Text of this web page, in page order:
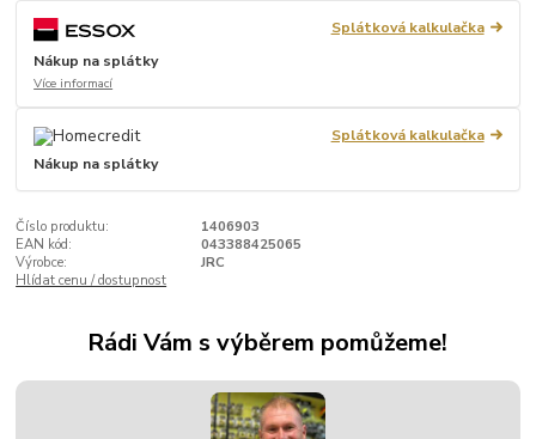
Splátková kalkulačka
Nákup na splátky
Více informací
Splátková kalkulačka
Nákup na splátky
Číslo produktu:
1406903
EAN kód:
043388425065
Výrobce:
JRC
Hlídat cenu / dostupnost
Rádi Vám s výběrem pomůžeme!